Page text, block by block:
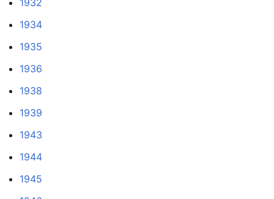
1932
1934
1935
1936
1938
1939
1943
1944
1945